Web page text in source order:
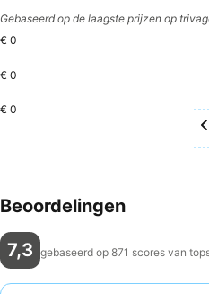
Gebaseerd op de laagste prijzen op
€ 0
€ 0
€ 0
Beoordelingen
7,3 gebaseerd op 871 scores van